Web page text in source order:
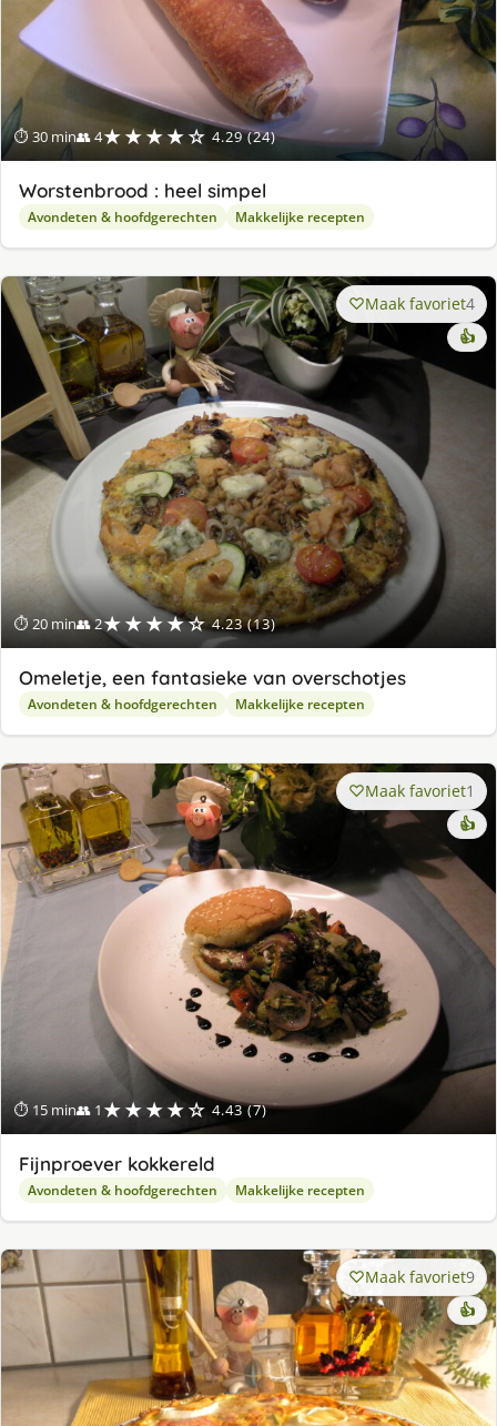
⏱ 30 min👥 4★★★★☆ 4.29 (24)
Worstenbrood : heel simpel
Avondeten & hoofdgerechten Makkelijke recepten
⏱ 20 min👥 2★★★★☆ 4.23 (13)
Maak favoriet4
👍
Omeletje, een fantasieke van overschotjes
Avondeten & hoofdgerechten Makkelijke recepten
⏱ 15 min👥 1 ★★★★☆ 4.43 (7)
Maak favoriet1
👍
Fijnproever kokkereld
Avondeten & hoofdgerechten Makkelijke recepten
Maak favoriet9
👍